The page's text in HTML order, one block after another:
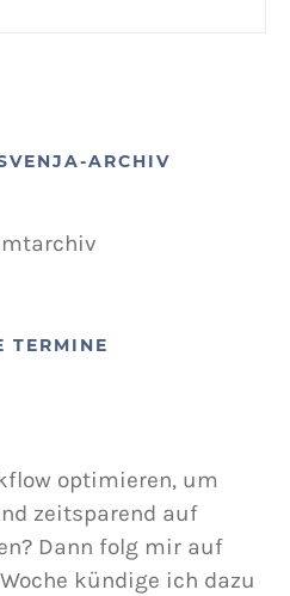
ARCHIV
TERMINE
optimieren, um
zeitsparend auf
Dann folg mir auf
kündige ich dazu